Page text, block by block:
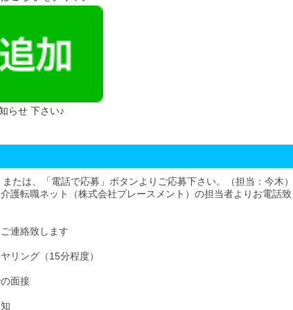
らせ 下さい♪
または、「電話で応募」ボタンよりご応募下さい。（担当：今木）
護転職ネット（株式会社プレースメント）の担当者よりお電話
連絡致します
リング（15分程度）
面接